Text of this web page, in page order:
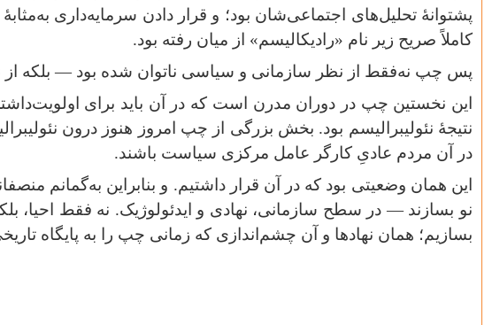
پشتوانهٔ تحلیل‌های اجتماعی‌شان بود؛ و قرار دادن سرمایه‌داری
کاملاً صریح زیر نام «رادیکالیسم» از میان رفته بود.
پس چپ نه‌فقط از نظر سازمانی و سیاسی ناتوان شده بود — بلکه
این نخستین چپ در دوران مدرن است که در آن باید برای
نتیجهٔ نئولیبرالیسم بود. بخش بزرگی از چپ امروز هنوز درون
در آن مردم عادیِ کارگر عامل مرکزی سیاست باشند.
این همان وضعیتی بود که در آن قرار داشتیم. و بنابراین به‌گمانم
نو بسازند — در سطح سازمانی، نهادی و ایدئولوژیک. نه فقط احیا،
بسازیم؛ همان نهادها و آن چشم‌اندازی که زمانی چپ را به پایگاه